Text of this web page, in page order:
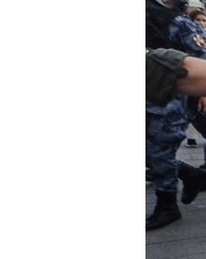
УКРАЇНСЬКА ПРОБЛЕМА КРИМУ